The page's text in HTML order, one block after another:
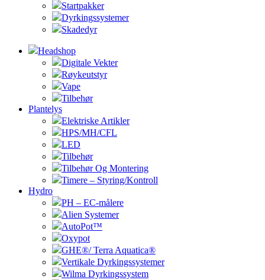
Startpakker
Dyrkingssystemer
Skadedyr
Headshop
Digitale Vekter
Røykeutstyr
Vape
Tilbehør
Plantelys
Elektriske Artikler
HPS/MH/CFL
LED
Tilbehør
Tilbehør Og Montering
Timere – Styring/Kontroll
Hydro
PH – EC-målere
Alien Systemer
AutoPot™
Oxypot
GHE®/ Terra Aquatica®
Vertikale Dyrkingssystemer
Wilma Dyrkingssystem